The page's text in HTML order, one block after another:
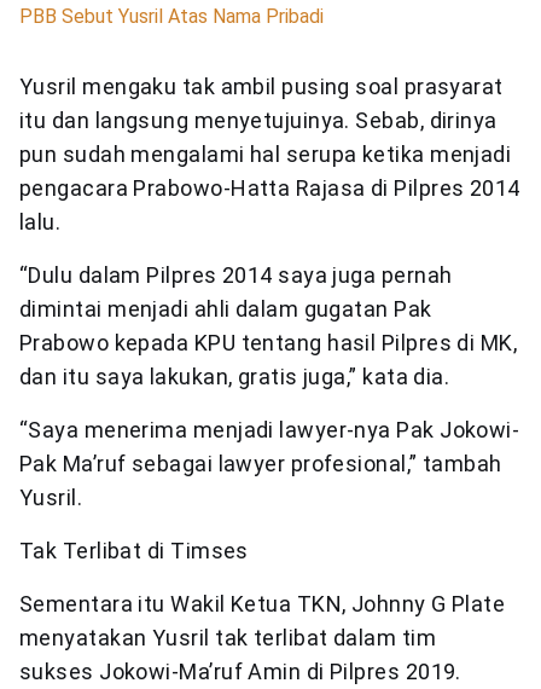
PBB Sebut Yusril Atas Nama Pribadi
Yusril mengaku tak ambil pusing soal prasyarat
itu dan langsung menyetujuinya. Sebab, dirinya
pun sudah mengalami hal serupa ketika menjadi
pengacara Prabowo-Hatta Rajasa di Pilpres 2014
lalu.
“Dulu dalam Pilpres 2014 saya juga pernah
dimintai menjadi ahli dalam gugatan Pak
Prabowo kepada KPU tentang hasil Pilpres di MK,
dan itu saya lakukan, gratis juga,” kata dia.
“Saya menerima menjadi lawyer-nya Pak Jokowi-
Pak Ma’ruf sebagai lawyer profesional,” tambah
Yusril.
Tak Terlibat di Timses
Sementara itu Wakil Ketua TKN, Johnny G Plate
menyatakan Yusril tak terlibat dalam tim
sukses Jokowi-Ma’ruf Amin di Pilpres 2019.